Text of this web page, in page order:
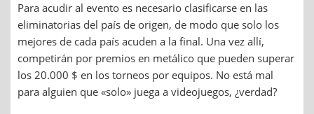
Para acudir al evento es necesario clasificarse en las
eliminatorias del país de origen, de modo que solo los
mejores de cada país acuden a la final. Una vez allí,
competirán por premios en metálico que pueden superar
los 20.000 $ en los torneos por equipos. No está mal
para alguien que «solo» juega a videojuegos, ¿verdad?